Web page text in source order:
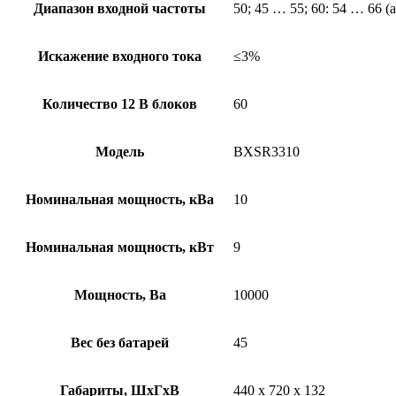
Диапазон входной частоты 50; 45 … 55; 60: 54 … 66
Искажение входного тока ≤3%
Количество 12 В блоков 60
Модель BXSR3310
Номинальная мощность, кВа 10
Номинальная мощность, кВт 9
Мощность, Ва 10000
Вес без батарей 45
Габариты, ШхГхВ 440 x 720 x 132